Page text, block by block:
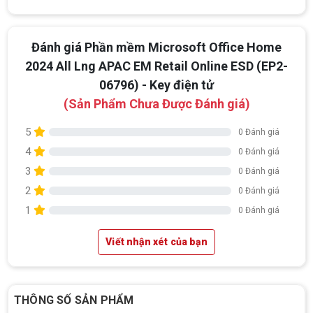
Đánh giá Phần mềm Microsoft Office Home
2024 All Lng APAC EM Retail Online ESD (EP2-
06796) - Key điện tử
(Sản Phẩm Chưa Được Đánh giá)
5 0 Đánh giá
4 0 Đánh giá
3 0 Đánh giá
2 0 Đánh giá
1 0 Đánh giá
Viết nhận xét của bạn
THÔNG SỐ SẢN PHẨMthơ của game thủ Việt vào những năm 2000